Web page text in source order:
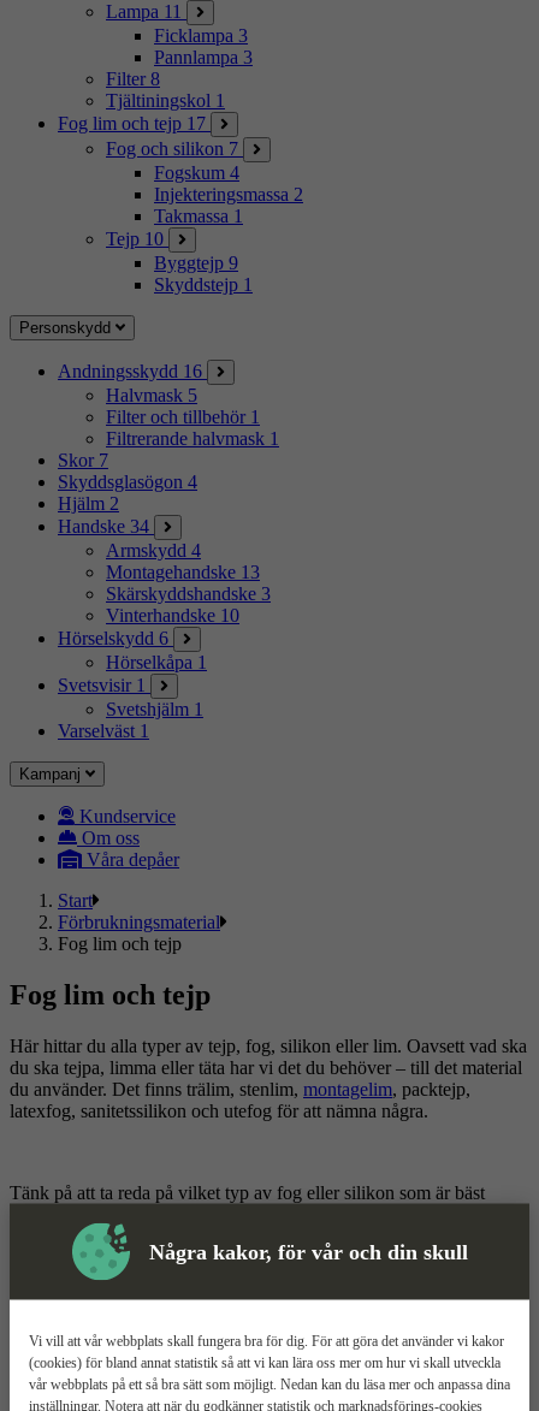
Några kakor, för vår och din skull
Vi vill att vår webbplats skall fungera bra för dig. För att göra det använder vi kakor
(cookies) för bland annat statistik så att vi kan lära oss mer om hur vi skall utveckla
vår webbplats på ett så bra sätt som möjligt. Nedan kan du läsa mer och anpassa dina
inställningar. Notera att när du godkänner statistik och marknadsförings-cookies
Lampa 11
Ficklampa 3
Pannlampa 3
Filter 8
Tjältiningskol 1
Fog lim och tejp 17
Fog och silikon 7
Fogskum 4
Injekteringsmassa 2
Takmassa 1
Tejp 10
Byggtejp 9
Skyddstejp 1
Personskydd
Andningsskydd 16
Halvmask 5
Filter och tillbehör 1
Filtrerande halvmask 1
Skor 7
Skyddsglasögon 4
Hjälm 2
Handske 34
Armskydd 4
Montagehandske 13
Skärskyddshandske 3
Vinterhandske 10
Hörselskydd 6
Hörselkåpa 1
Svetsvisir 1
Svetshjälm 1
Varselväst 1
Kampanj
Kundservice
Om oss
Våra depåer
Start
Förbrukningsmaterial
Fog lim och tejp
Fog lim och tejp
Här hittar du alla typer av tejp, fog, silikon eller lim. Oavsett vad ska
du ska tejpa, limma eller täta har vi det du behöver – till det material
du använder. Det finns trälim, stenlim, montagelim, packtejp,
latexfog, sanitetssilikon och utefog för att nämna några.
Tänk på att ta reda på vilket typ av fog eller silikon som är bäst
behöver en fogspruta
batteridrift.
Ska du hantera tejp kan det var skönt med en nykniv. Om du ska
användalimär det bra om du kontrollerat att limmet passar för båda
ytorna som ska limmas, annars finns det risk att limmet inte fäster.